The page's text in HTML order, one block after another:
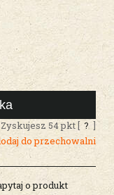
Zyskujesz 54pkt [ ? ]
do przechowalni
o produkt